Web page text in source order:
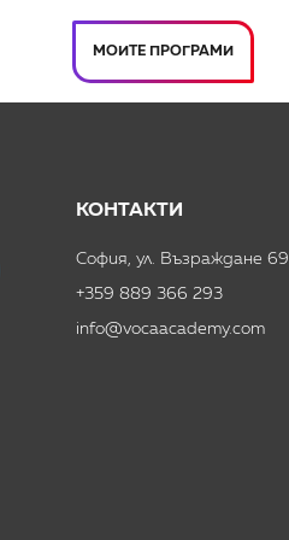
МОИТЕ ПРОГРАМИ
КОНТАКТИ
София, ул. Възраждане 69
+359 889 366 293
info@vocaacademy.com